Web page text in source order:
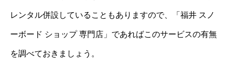
レンタル併設していることもありますので、「福井 スノ
ーボード ショップ 専門店」であればこのサービスの有無
を調べておきましょう。